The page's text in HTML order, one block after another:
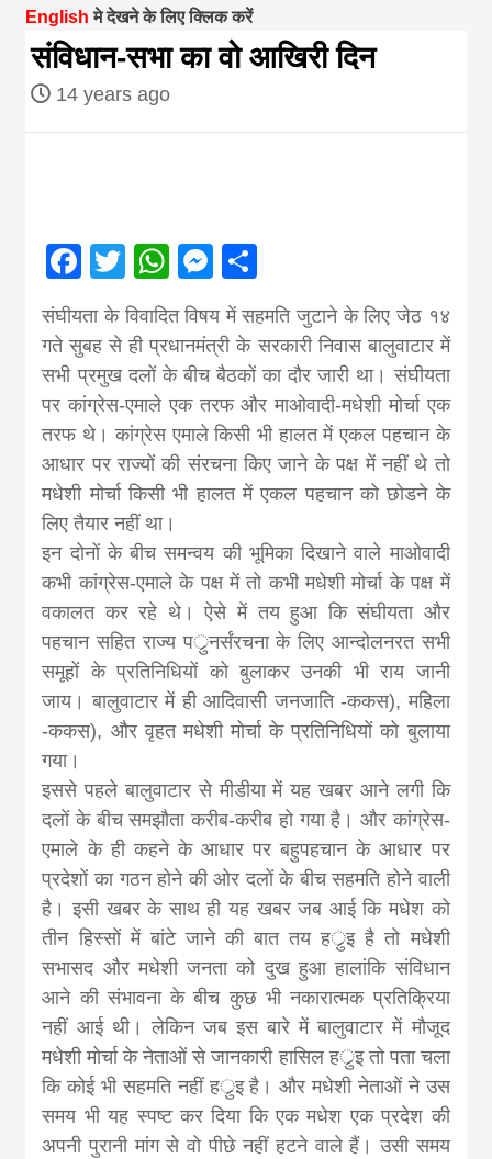
magazine of
Nepal brings
from
news,
khabar
English मे देखने के लिए क्लिक करें
संविधान-सभा का वो आखिरी दिन
14 years ago
Facebook
Twitter
WhatsApp
Messenger
संघीयता के विवादित विषय में सहमति जुटाने के लिए जेठ १४
गते सुबह से ही प्रधानमंत्री के सरकारी निवास बालुवाटार में
सभी प्रमुख दलों के बीच बैठकों का दौर जारी था। संघीयता
पर कांग्रेस-एमाले एक तरफ और माओवादी-मधेशी मोर्चा एक
तरफ थे। कांग्रेस एमाले किसी भी हालत में एकल पहचान के
आधार पर राज्यों की संरचना किए जाने के पक्ष में नहीं थे तो
मधेशी मोर्चा किसी भी हालत में एकल पहचान को छोडने के
लिए तैयार नहीं था।
इन दोनों के बीच समन्वय की भूमिका दिखाने वाले माओवादी
कभी कांग्रेस-एमाले के पक्ष में तो कभी मधेशी मोर्चा के पक्ष में
वकालत कर रहे थे। ऐसे में तय हुआ कि संघीयता और
पहचान सहित राज्य पर्ुनर्संरचना के लिए आन्दोलनरत सभी
समूहों के प्रतिनिधियों को बुलाकर उनकी भी राय जानी
जाय। बालुवाटार में ही आदिवासी जनजाति -ककस), महिला
-ककस), और वृहत मधेशी मोर्चा के प्रतिनिधियों को बुलाया
गया।
इससे पहले बालुवाटार से मीडीया में यह खबर आने लगी कि
दलों के बीच समझौता करीब-करीब हो गया है। और कांग्रेस-
एमाले के ही कहने के आधार पर बहुपहचान के आधार पर
प्रदेशों का गठन होने की ओर दलों के बीच सहमति होने वाली
है। इसी खबर के साथ ही यह खबर जब आई कि मधेश को
तीन हिस्सों में बांटे जाने की बात तय हर्ुइ है तो मधेशी
सभासद और मधेशी जनता को दुख हुआ हालांकि संविधान
आने की संभावना के बीच कुछ भी नकारात्मक प्रतिक्रिया
नहीं आई थी। लेकिन जब इस बारे में बालुवाटार में मौजूद
मधेशी मोर्चा के नेताओं से जानकारी हासिल हर्ुइ तो पता चला
कि कोई भी सहमति नहीं हर्ुइ है। और मधेशी नेताओं ने उस
समय भी यह स्पष्ट कर दिया कि एक मधेश एक प्रदेश की
अपनी पुरानी मांग से वो पीछे नहीं हटने वाले हैं। उसी समय